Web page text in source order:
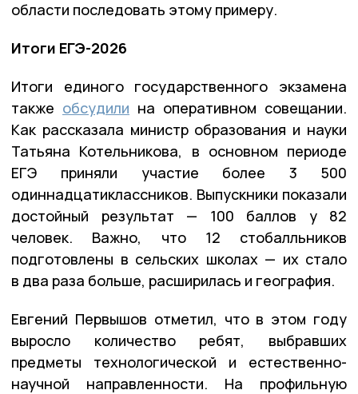
области последовать этому примеру.
Итоги ЕГЭ-2026
Итоги единого государственного экзамена
также обсудили на оперативном совещании.
Как рассказала министр образования и науки
Татьяна Котельникова, в основном периоде
ЕГЭ приняли участие более 3 500
одиннадцатиклассников. Выпускники показали
достойный результат — 100 баллов у 82
человек. Важно, что 12 стобалльников
подготовлены в сельских школах — их стало
в два раза больше, расширилась и география.
Евгений Первышов отметил, что в этом году
выросло количество ребят, выбравших
предметы технологической и естественно-
научной направленности. На профильную